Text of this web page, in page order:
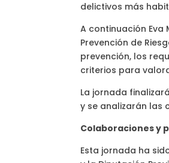
delictivos más
A continuación
Prevención de
prevención, los
criterios para
La jornada
y se analizarán las
Colaboraciones y
Esta jornada ha